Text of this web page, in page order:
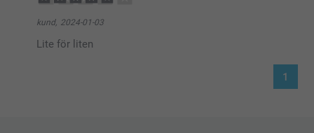
kund, 2024-01-03
Lite för liten
1